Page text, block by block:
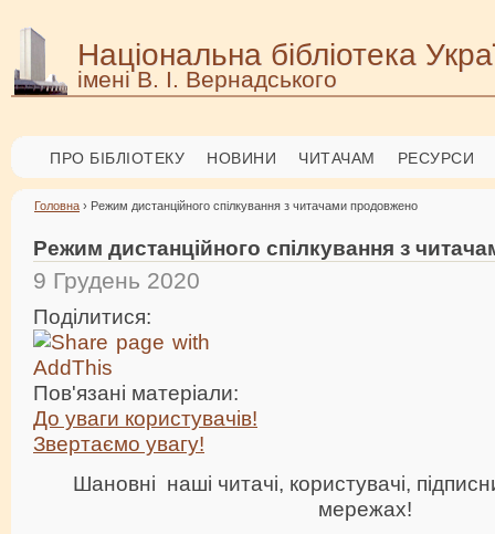
Національна бібліотека
імені В. І. Вернадського
ПРО БІБЛІОТЕКУ НОВИНИ ЧИТАЧАМ РЕСУРСИ
Головна › Режим дистанційного спілкування з читачами продовжено
Режим дистанційного спілкування з
9 Грудень 2020
Поділитися:
Пов'язані матеріали:
До уваги користувачів!
Звертаємо увагу!
Шановні наші читачі, користувачі,
мережах!